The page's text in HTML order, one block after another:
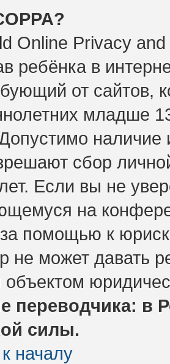
Online Privacy
ребёнка в
от сайтов,
младше
наличие
сбор
Если вы не
на
помощью к
не может давать
объектом
переводчика: в
силы.
началу